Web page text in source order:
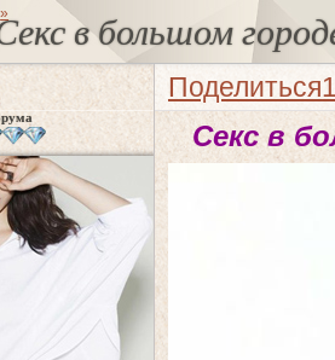
в большом
»
Поделиться
Секс в